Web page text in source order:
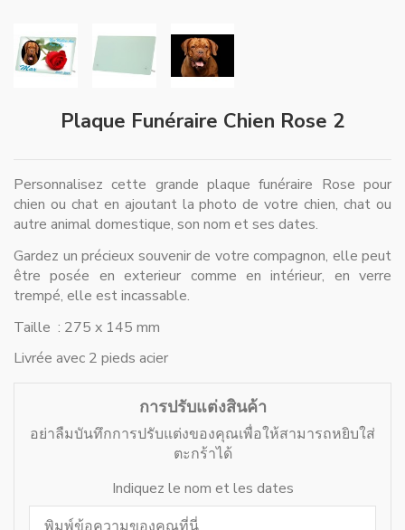
Plaque Funéraire Chien Rose 2
Personnalisez cette grande plaque funéraire Rose pour
chien ou chat en ajoutant la photo de votre chien, chat ou
autre animal domestique, son nom et ses dates.
Gardez un précieux souvenir de votre compagnon, elle peut
être posée en exterieur comme en intérieur, en verre
trempé, elle est incassable.
Taille : 275 x 145 mm
Livrée avec 2 pieds acier
การปรับแต่งสินค้า
อย่าลืมบันทึกการปรับแต่งของคุณเพื่อให้สามารถหยิบใส่
ตะกร้าได้
Indiquez le nom et les dates